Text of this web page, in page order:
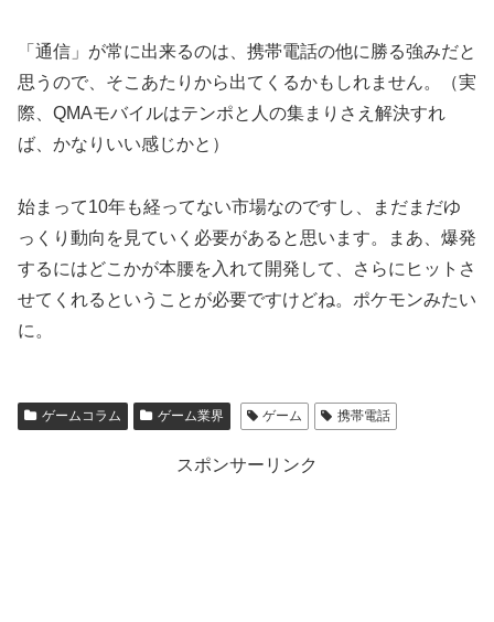
「通信」が常に出来るのは、携帯電話の他に勝る強みだと
思うので、そこあたりから出てくるかもしれません。（実
際、QMAモバイルはテンポと人の集まりさえ解決すれ
ば、かなりいい感じかと）
始まって10年も経ってない市場なのですし、まだまだゆ
っくり動向を見ていく必要があると思います。まあ、爆発
するにはどこかが本腰を入れて開発して、さらにヒットさ
せてくれるということが必要ですけどね。ポケモンみたい
に。
ゲームコラム ゲーム業界 ゲーム 携帯電話
スポンサーリンク